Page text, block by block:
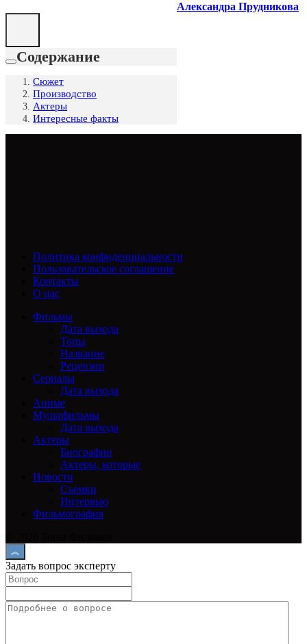
Александра Прудникова
Содержание
Сюжет
Производство
Актеры
Интересные факты
Политика конфиденциальности
Пользовательское соглашение
Контакты
О нас
Фильмы
Дата выхода
Топы
Название
Рецензии
Сериалы
Дата выхода
Аниме
Мультфильмы
Дата выхода
Актеры
Биографии
Актеры, которые
Новости
Съемки
Интервью
Фильмография
Задать вопрос эксперту